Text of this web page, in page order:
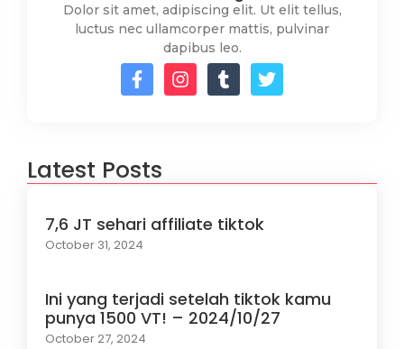
Dolor sit amet, adipiscing elit. Ut elit tellus,
luctus nec ullamcorper mattis, pulvinar
dapibus leo.
Latest Posts
7,6 JT sehari affiliate tiktok
October 31, 2024
Ini yang terjadi setelah tiktok kamu
punya 1500 VT! – 2024/10/27
October 27, 2024